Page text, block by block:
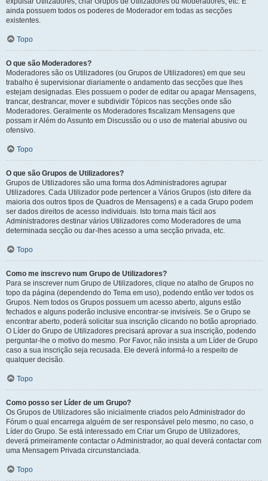
ainda possuem todos os poderes de Moderador em todas as secções
existentes.
Topo
O que são Moderadores?
Moderadores são os Utilizadores (ou Grupos de Utilizadores) em que seu
trabalho é supervisionar diariamente o andamento das secções que lhes
estejam designadas. Eles possuem o poder de editar ou apagar Mensagens,
trancar, destrancar, mover e subdividir Tópicos nas secções onde são
Moderadores. Geralmente os Moderadores fiscalizam Mensagens que
possam ir Além do Assunto em Discussão ou o uso de material abusivo ou
ofensivo.
Topo
O que são Grupos de Utilizadores?
Grupos de Utilizadores são uma forma dos Administradores agrupar
Utilizadores. Cada Utilizador pode pertencer a Vários Grupos (isto difere da
maioria dos outros tipos de Quadros de Mensagens) e a cada Grupo podem
ser dados direitos de acesso individuais. Isto torna mais fácil aos
Administradores destinar vários Utilizadores como Moderadores de uma
determinada secção ou dar-lhes acesso a uma secção privada, etc.
Topo
Como me inscrevo num Grupo de Utilizadores?
Para se inscrever num Grupo de Utilizadores, clique no atalho de Grupos no
topo da página (dependendo do Tema em uso), podendo então ver todos os
Grupos. Nem todos os Grupos possuem um acesso aberto, alguns estão
fechados e alguns poderão inclusive encontrar-se invisíveis. Se o Grupo se
encontrar aberto, poderá solicitar sua inscrição clicando no botão apropriado.
O Líder do Grupo de Utilizadores precisará aprovar a sua inscrição, podendo
perguntar-lhe o motivo do mesmo. Por Favor, não insista a um Líder de Grupo
caso a sua inscrição seja recusada. Ele deverá informá-lo a respeito de
qualquer decisão.
Topo
Como posso ser Líder de um Grupo?
Os Grupos de Utilizadores são inicialmente criados pelo Administrador do
Fórum o qual encarrega alguém de ser responsável pelo mesmo, no caso, o
Líder do Grupo. Se está interessado em Criar um Grupo de Utilizadores,
deverá primeiramente contactar o Administrador, ao qual deverá contactar com
uma Mensagem Privada circunstanciada.
Topo